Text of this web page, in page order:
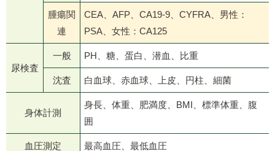
腫瘍関
連
CEA、AFP、CA19-9、CYFRA、男性：
PSA、女性：CA125
尿検査
一般 PH、糖、蛋白、潜血、比重
沈査 白血球、赤血球、上皮、円柱、細菌
身体計測
身長、体重、肥満度、BMI、標準体重、腹
囲
血圧測定 最高血圧、最低血圧